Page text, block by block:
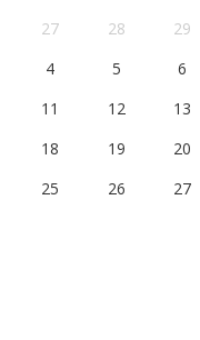
27
28 29
4
5 6
11
12 13
18
19 20
25
26 27